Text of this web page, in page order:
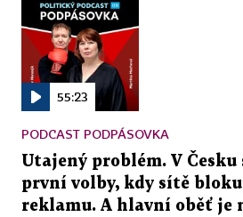
55:23
PODCAST PODPÁSOVKA
Utajený problém. V Česku
první volby, kdy sítě
reklamu. A hlavní oběť je